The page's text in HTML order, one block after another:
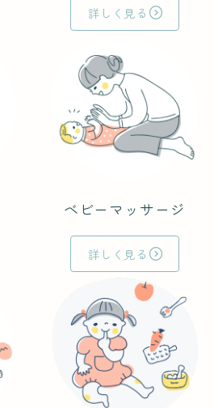
詳しく見る
ベビーマッサージ
詳しく見る